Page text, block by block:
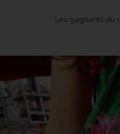
Les gagnants du